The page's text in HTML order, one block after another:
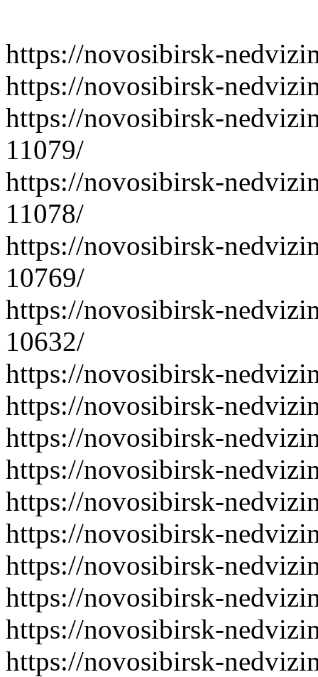
https://novosibirsk-
https://novosibirsk-
https://novosibirsk-
11079/
https://novosibirsk-
11078/
https://novosibirsk-
10769/
https://novosibirsk-
10632/
https://novosibirsk-
https://novosibirsk-
https://novosibirsk-
https://novosibirsk-
https://novosibirsk-
https://novosibirsk-
https://novosibirsk-
https://novosibirsk-
https://novosibirsk-
https://novosibirsk-